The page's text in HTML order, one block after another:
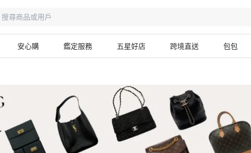
安心購 鑑定服務 五星好店 跨境直送 包包